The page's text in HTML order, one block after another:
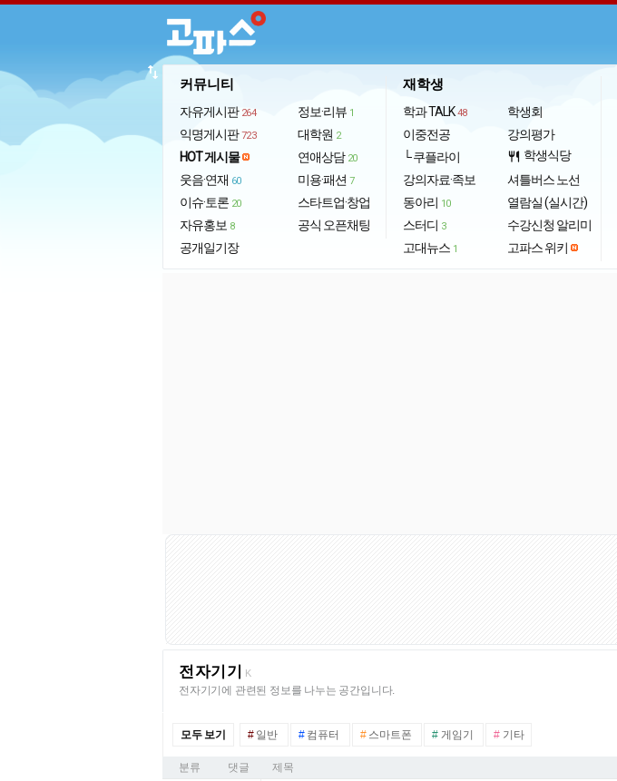
커뮤니티
자유게시판 264
익명게시판 723
HOT 게시물
웃음·연재 60
이슈·토론 20
자유홍보 8
공개일기장
정보·리뷰 1
대학원 2
연애상담 20
미용·패션 7
스타트업·창업
공식 오픈채팅
재학생
학과 TALK 48
이중전공
└ 쿠플라이
강의자료·족보
동아리 10
스터디 3
고대뉴스 1
학생회
강의평가
restaurant 학생식당
셔틀버스 노선
열람실 (실시간)
수강신청 알리미
고파스 위키
import_export
전자기기 K
전자기기에 관련된 정보를 나누는 공간입니다.
모두 보기 #일반 #컴퓨터 #스마트폰 # 게임기 #기타
분류 댓글 제목